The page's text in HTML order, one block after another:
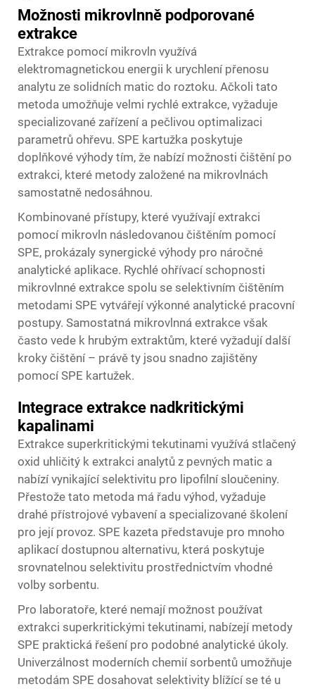
Možnosti mikrovlnně podporované
extrakce
Extrakce pomocí mikrovln využívá
elektromagnetickou energii k urychlení přenosu
analytu ze solidních matic do roztoku. Ačkoli tato
metoda umožňuje velmi rychlé extrakce, vyžaduje
specializované zařízení a pečlivou optimalizaci
parametrů ohřevu. SPE kartužka poskytuje
doplňkové výhody tím, že nabízí možnosti čištění po
extrakci, které metody založené na mikrovlnách
samostatně nedosáhnou.
Kombinované přístupy, které využívají extrakci
pomocí mikrovln následovanou čištěním pomocí
SPE, prokázaly synergické výhody pro náročné
analytické aplikace. Rychlé ohřívací schopnosti
mikrovlnné extrakce spolu se selektivním čištěním
metodami SPE vytvářejí výkonné analytické pracovní
postupy. Samostatná mikrovlnná extrakce však
často vede k hrubým extraktům, které vyžadují další
kroky čištění – právě ty jsou snadno zajištěny
pomocí SPE kartužek.
Integrace extrakce nadkritickými
kapalinami
Extrakce superkritickými tekutinami využívá stlačený
oxid uhličitý k extrakci analytů z pevných matic a
nabízí vynikající selektivitu pro lipofilní sloučeniny.
Přestože tato metoda má řadu výhod, vyžaduje
drahé přístrojové vybavení a specializované školení
pro její provoz. SPE kazeta představuje pro mnoho
aplikací dostupnou alternativu, která poskytuje
srovnatelnou selektivitu prostřednictvím vhodné
volby sorbentu.
Pro laboratoře, které nemají možnost používat
extrakci superkritickými tekutinami, nabízejí metody
SPE praktická řešení pro podobné analytické úkoly.
Univerzálnost moderních chemií sorbentů umožňuje
metodám SPE dosahovat selektivity blížící se té u